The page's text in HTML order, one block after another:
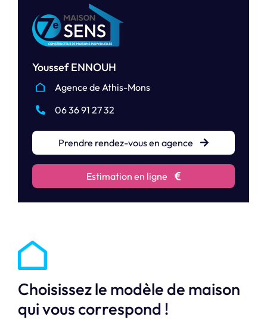
Youssef ENNOUH
Agence de Athis-Mons
06 36 91 27 32
Prendre rendez-vous en agence
Estimation en ligne
Choisissez le modèle de maison
qui vous correspond !